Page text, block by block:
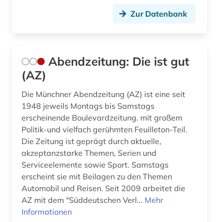
bevölkerung (2)
bewusstsein (1)
bezeichnungslehre (1)
bezugsquelle (1)
bhutan (1)
bibiografie 1472-1700 (1)
Zur Datenbank
Abendzeitung: Die ist gut
(AZ)
Die Münchner Abendzeitung (AZ) ist eine seit
1948 jeweils Montags bis Samstags
erscheinende Boulevardzeitung. mit großem
Politik-und vielfach gerühmten Feuilleton-Teil.
Die Zeitung ist geprägt durch aktuelle,
akzeptanzstarke Themen, Serien und
Serviceelemente sowie Sport. Samstags
erscheint sie mit Beilagen zu den Themen
Automobil und Reisen. Seit 2009 arbeitet die
AZ mit dem "Süddeutschen Verl... Mehr
Informationen